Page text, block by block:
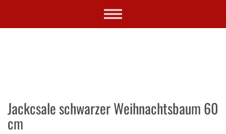
Toggle
Jackcsale schwarzer Weihnachtsbaum 60
cm